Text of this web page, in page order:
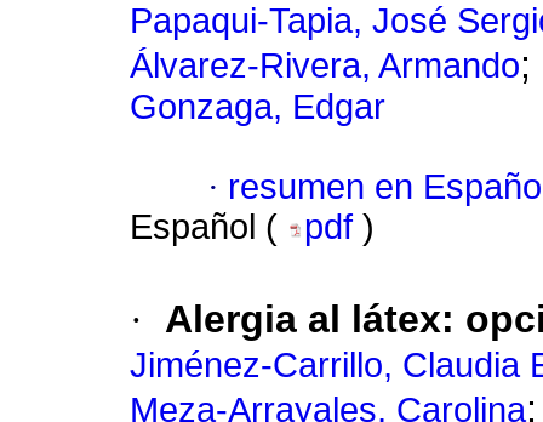
Papaqui-Tapia, José
Álvarez-Rivera, Armando;
Gonzaga, Edgar
· resumen en
Español (
pdf )
· Alergia al látex:
Jiménez-Carrillo, Claudia
Meza-Arrayales, Carolina